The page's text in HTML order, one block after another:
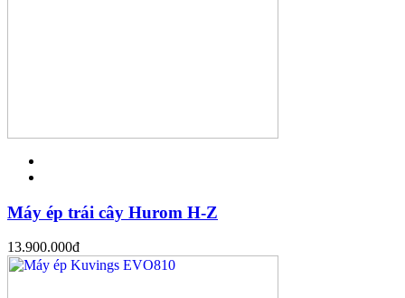
Máy ép trái cây Hurom H-Z
13.900.000đ